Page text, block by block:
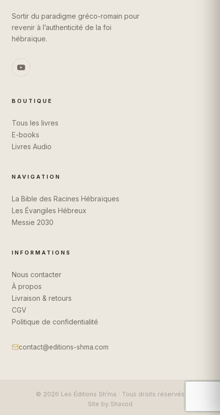
Sortir du paradigme gréco-romain pour
revenir à l’authenticité de la foi
hébraïque.
BOUTIQUE
Tous les livres
E-books
Livres Audio
NAVIGATION
La Bible des Racines Hébraïques
Les Évangiles Hébreux
Messie 2030
INFORMATIONS
Nous contacter
À propos
Livraison & retours
CGV
Politique de confidentialité
contact@editions-shma.com
© 2026 Les Éditions Sh’ma · Tous droits réservés
Site by Shavod